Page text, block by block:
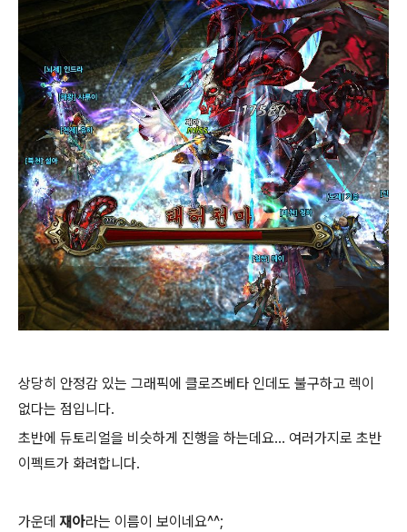
상당히 안정감 있는 그래픽에 클로즈베타 인데도 불구하고 렉이
없다는 점입니다.
초반에 듀토리얼을 비슷하게 진행을 하는데요... 여러가지로 초반
이펙트가 화려합니다.
가운데 재아라는 이름이 보이네요^^;